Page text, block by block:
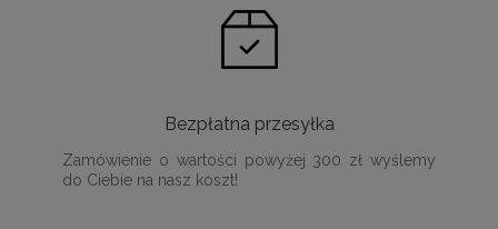
Bezpłatna przesyłka
Zamówienie o wartości powyżej 300 zł wyślemy
do Ciebie na nasz koszt!